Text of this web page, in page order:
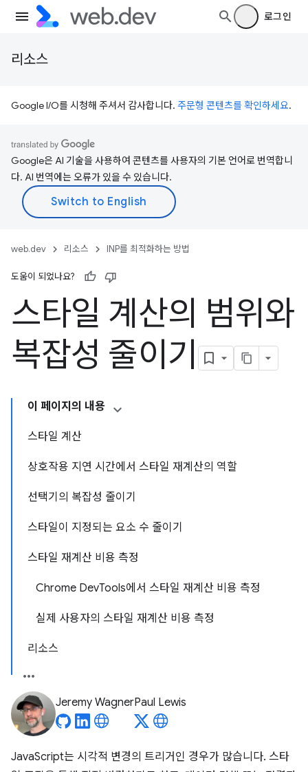
로그인
리소스
Google I/O를 시청해 주셔서 감사합니다. 주문형 콘텐츠를 확인하세요.
Google은 AI 기술을 사용하여 콘텐츠를 사용자의 기본 언어로 번역합니
다. AI 번역에는 오류가 있을 수 있습니다.
web.dev 리소스 INP를 최적화하는 방법
도움이 되었나요?
스타일 계산의 범위와
복잡성 줄이기
이 페이지의 내용
스타일 계산
상호작용 지연 시간에서 스타일 재계산의 역할
선택기의 복잡성 줄이기
스타일이 지정되는 요소 수 줄이기
스타일 재계산 비용 측정
Chrome DevTools에서 스타일 재계산 비용 측정
실제 사용자의 스타일 재계산 비용 측정
리소스
Jeremy WagnerPaul Lewis
JavaScript는 시각적 변경의 트리거인 경우가 많습니다. 스타